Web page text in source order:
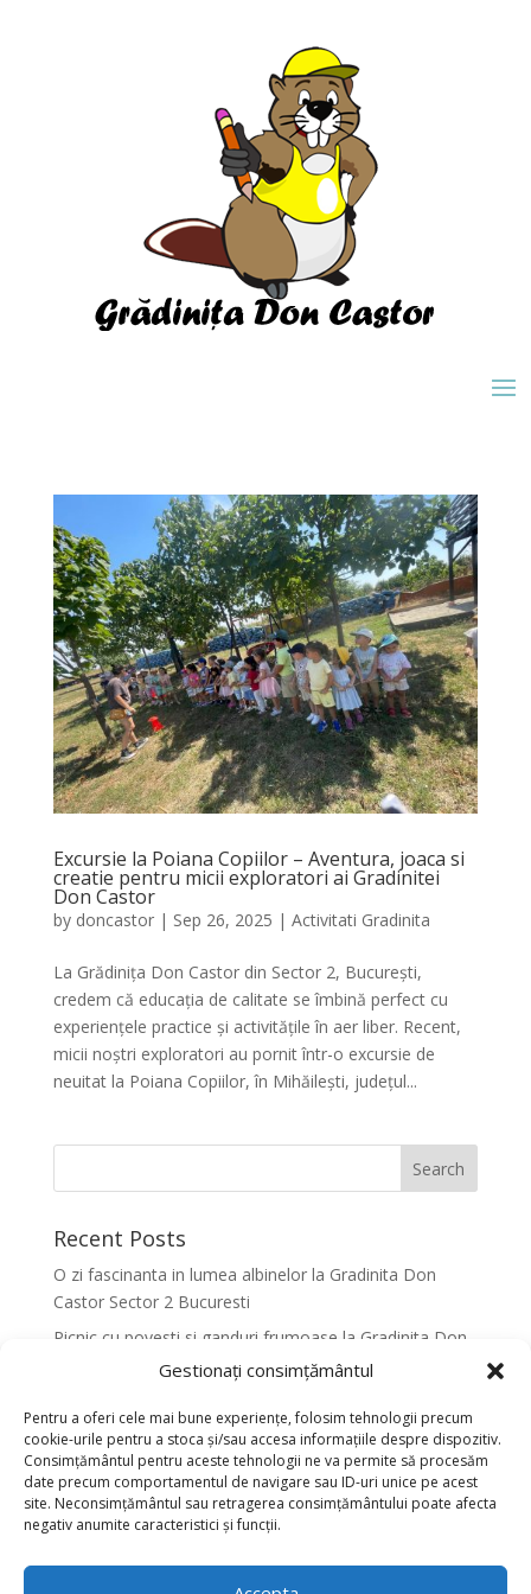
Gestionați consimțământul
Pentru a oferi cele mai bune experiențe, folosim tehnologii precum
cookie-urile pentru a stoca și/sau accesa informațiile despre dispozitiv.
Consimțământul pentru aceste tehnologii ne va permite să procesăm
date precum comportamentul de navigare sau ID-uri unice pe acest
site. Neconsimțământul sau retragerea consimțământului poate afecta
negativ anumite caracteristici și funcții.
Excursie la Poiana Copiilor – Aventura, joaca si
creatie pentru micii exploratori ai Gradinitei
Don Castor
by doncastor| Sep 26, 2025 | Activitati Gradinita
La Grădinița Don Castor din Sector 2, București,
credem că educația de calitate se îmbină perfect cu
experiențele practice și activitățile în aer liber. Recent,
micii noștri exploratori au pornit într-o excursie de
neuitat la Poiana Copiilor, în Mihăilești, județul...
Recent Posts
O zi fascinanta in lumea albinelor la Gradinita Don
Castor Sector 2 Bucuresti
Picnic cu povesti si ganduri frumoase la Gradinita Don
Castor Sector 2 Bucuresti
Bucuresti
Activitati senzoriale creative pentru dezvoltarea
armonioasa a copiilor la Gradinita Don Castor Sector 2
Bucuresti